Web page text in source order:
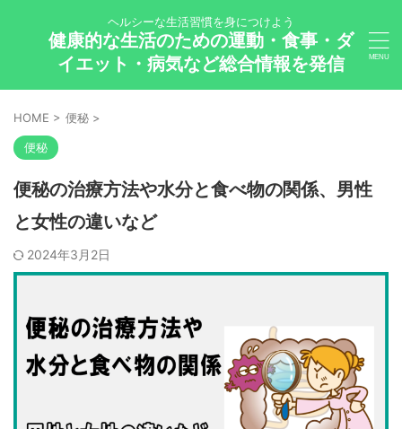
ヘルシーな生活習慣を身につけよう
健康的な生活のための運動・食事・ダ
イエット・病気など総合情報を発信
HOME > 便秘 >
便秘
便秘の治療方法や水分と食べ物の関係、男性
と女性の違いなど
2024年3月2日